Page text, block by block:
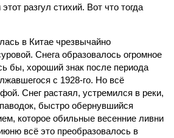
разгул стихий. Вот что тогда
в Китае чрезвычайно
Снега образовалось огромное
бы, хороший знак после периода
с 1928-го. Но всё
Снег растаял, устремился в реки,
быстро обернувшийся
которое обильные весенние ливни
всё это преобразовалось в